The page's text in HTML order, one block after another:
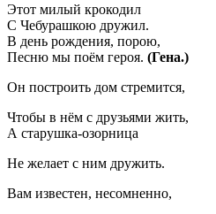
Этот милый крокодил
С Чебурашкою дружил.
В день рождения, порою,
Песню мы поём героя. (Гена.)
Он построить дом стремится,
Чтобы в нём с друзьями жить,
А старушка-озорница
Не желает с ним дружить.
Вам известен, несомненно,